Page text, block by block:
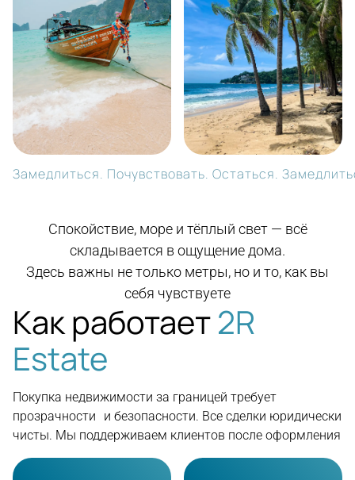
Замедлиться. Почувствовать. Остаться.
Спокойствие, море и тёплый свет — всё
складывается в ощущение дома.
Здесь важны не только метры, но и то, как вы
себя чувствуете
Как работает2R
Estate
Покупка недвижимости за границей требует
прозрачности и безопасности. Все сделки юридически
чисты. Мы поддерживаем клиентов после оформления